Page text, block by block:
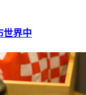
世界中